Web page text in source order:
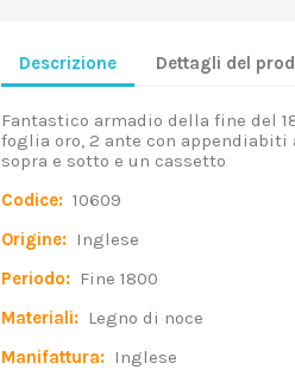
Descrizione Dettagli del
Fantastico armadio della fine del
foglia oro, 2 ante con
sopra e sotto e un cassetto
Codice: 10609
Origine: Inglese
Periodo: Fine 1800
Materiali: Legno di noce
Manifattura: Inglese